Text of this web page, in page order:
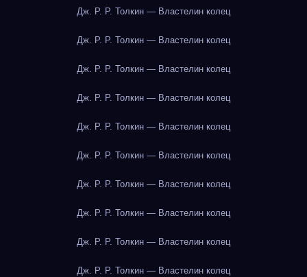
Дж. Р. Р. Толкин — Властелин колец
Дж. Р. Р. Толкин — Властелин колец
Дж. Р. Р. Толкин — Властелин колец
Дж. Р. Р. Толкин — Властелин колец
Дж. Р. Р. Толкин — Властелин колец
Дж. Р. Р. Толкин — Властелин колец
Дж. Р. Р. Толкин — Властелин колец
Дж. Р. Р. Толкин — Властелин колец
Дж. Р. Р. Толкин — Властелин колец
Дж. Р. Р. Толкин — Властелин колец